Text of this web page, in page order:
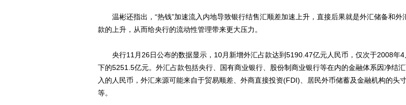
温彬还指出，“热钱”加速流入内地导致银行结售汇顺差加速上升，直接后果就是外汇储备和外
款的上升，从而给央行的流动性管理带来更大压力。
央行11月26日公布的数据显示，10月新增外汇占款达到5190.47亿元人民币，仅次于2008年4
下的5251.5亿元。外汇占款包括央行、国有商业银行、股份制商业银行等在内的金融体系因净结
入的人民币，外汇来源可能来自于贸易顺差、外商直接投资(FDI)、居民外币储蓄及金融机构的头
等。